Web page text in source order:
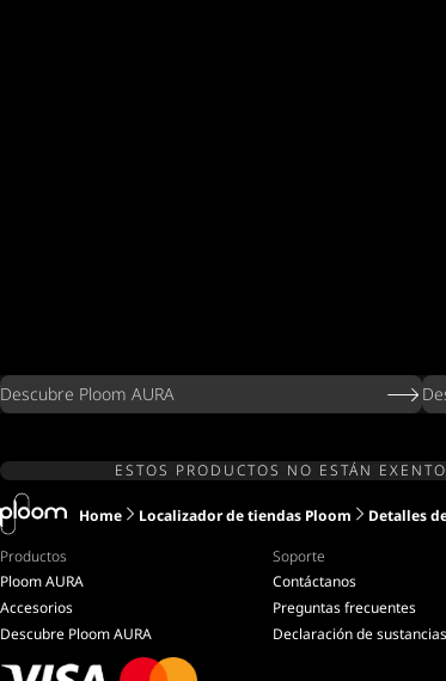
Descubre Ploom AURA
ESTOS PRODUCTOS NO ESTÁN
Home Localizador de tiendas Ploom
Detalles
Productos
Ploom AURA
Accesorios
Descubre Ploom AURA
Soporte
Contáctanos
Preguntas frecuentes
Declaración de